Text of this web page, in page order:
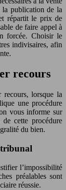
la publication de la
répartit le prix de
de faire appel à
forcée. Choisir le
indivisaires, afin
recours
lorsque la
une procédure
vous informe sur
de cette procédure
du bien.
tribunal
l’impossibilité
préalables sont
réussie.